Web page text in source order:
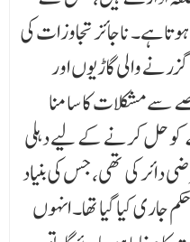
ہے۔ ناجائز تجاوزات کی
والی گاڑیوں اور
سے مشکلات کا سامنا
کو حل کرنے کے لیے دہلی
دائر کی تھی، جس کی بنیاد
جاری کیا گیا تھا۔ انہوں